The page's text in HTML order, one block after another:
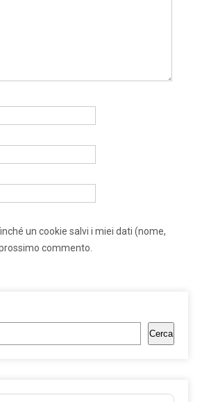
un cookie salvi i miei dati (nome,
commento.
Cerca